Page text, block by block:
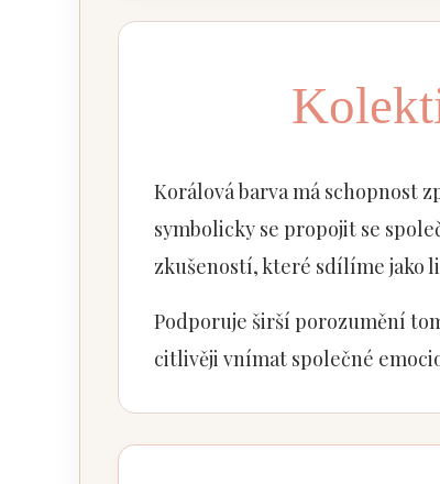
Korálová barva má schopnost
symbolicky se propojit se
zkušeností, které sdílíme jako
Podporuje širší porozumění
citlivěji vnímat společné